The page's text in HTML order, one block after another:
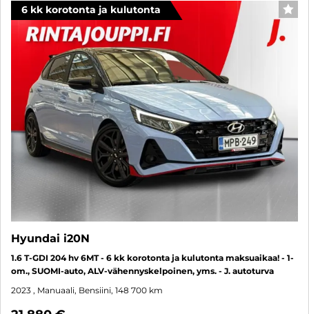
6 kk korotonta ja kulutonta
Hyundai i20N
1.6 T-GDI 204 hv 6MT - 6 kk korotonta ja kulutonta maksuaikaa! - 1-
om., SUOMI-auto, ALV-vähennyskelpoinen, yms. - J. autoturva
2023 , Manuaali, Bensiini, 148 700 km